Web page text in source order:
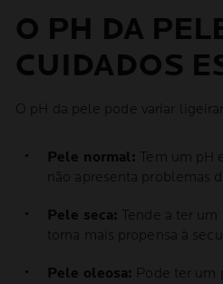
O PH DA
CUIDADOS
O pH da pele pode variar
Pele normal: Tem um pH
não apresenta problemas
Pele seca: Tende a ter
torna mais propensa à
Pele oleosa: Pode ter um